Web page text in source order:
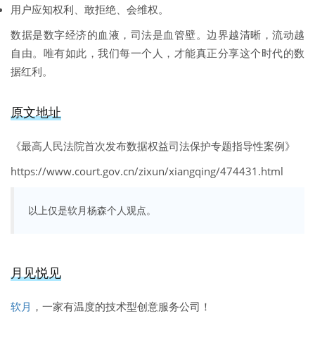
用户应知权利、敢拒绝、会维权。
数据是数字经济的血液，司法是血管壁。边界越清晰，流动越
自由。唯有如此，我们每一个人，才能真正分享这个时代的数
据红利。
原文地址
《最高人民法院首次发布数据权益司法保护专题指导性案例》
https://www.court.gov.cn/zixun/xiangqing/474431.html
以上仅是软月杨森个人观点。
月见悦见
软月 ，一家有温度的技术型创意服务公司！